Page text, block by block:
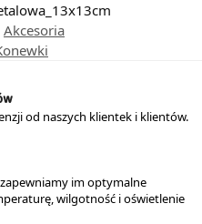
Akcesoria
od naszych klientek i klientów.
im optymalne
wilgotność i oświetlenie